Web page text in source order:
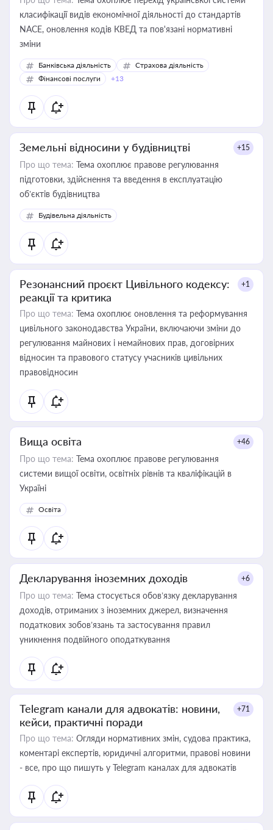
класифікації видів економічної діяльності до стандартів
NACE, оновлення кодів КВЕД та пов'язані нормативні
зміни
Банківська діяльність
Страхова діяльність
Фінансові послуги
+13
Земельні відносини у будівництві +15
Про що тема: Тема охоплює правове регулювання
підготовки, здійснення та введення в експлуатацію
об’єктів будівництва
Будівельна діяльність
Резонансний проєкт Цивільного кодексу:
реакції та критика
+1
Про що тема: Тема охоплює оновлення та реформування
цивільного законодавства України, включаючи зміни до
регулювання майнових і немайнових прав, договірних
відносин та правового статусу учасників цивільних
правовідносин
Вища освіта +46
Про що тема: Тема охоплює правове регулювання
системи вищої освіти, освітніх рівнів та кваліфікацій в
Україні
Освіта
Декларування іноземних доходів +6
Про що тема: Тема стосується обов’язку декларування
доходів, отриманих з іноземних джерел, визначення
податкових зобов’язань та застосування правил
уникнення подвійного оподаткування
Telegram канали для адвокатів: новини,
кейси, практичні поради
+71
Про що тема: Огляди нормативних змін, судова практика,
коментарі експертів, юридичні алгоритми, правові новини
- все, про що пишуть у Telegram каналах для адвокатів